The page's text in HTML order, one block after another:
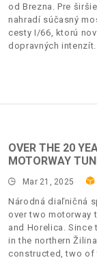
od Brezna. Pre
nahradí súčasný
cesty I/66, ktorú
dopravných
OVER THE 20
MOTORWAY
Mar 21, 2025
Národná diaľničná
over two motorway
and Horelica. Since
in the northern
constructed, two of